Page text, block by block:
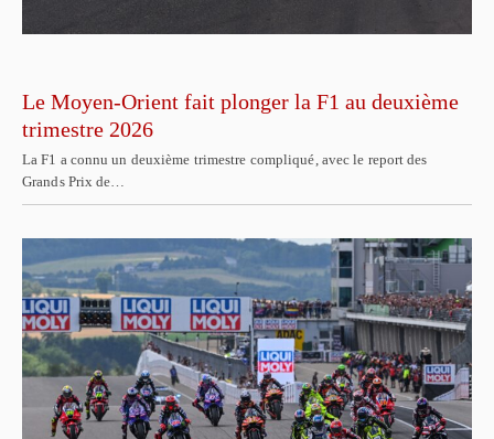
Le Moyen-Orient fait plonger la F1 au deuxième
trimestre 2026
La F1 a connu un deuxième trimestre compliqué, avec le report des
Grands Prix de…